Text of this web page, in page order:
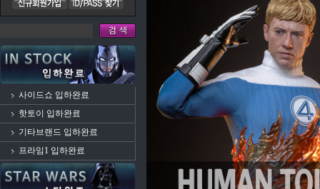
사이드쇼 입하완료
핫토이 입하완료
기타브랜드 입하완료
프라임1 입하완료